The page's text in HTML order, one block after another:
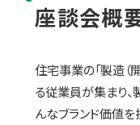
座談会概
住宅事業の「製造（
る従業員が集まり
んなブランド価値